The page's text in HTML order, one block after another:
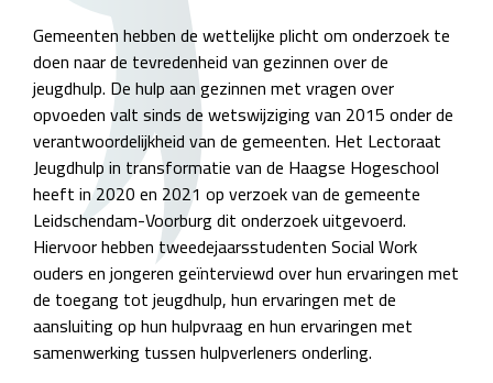
Gemeenten hebben de wettelijke plicht om onderzoek te
doen naar de tevredenheid van gezinnen over de
jeugdhulp. De hulp aan gezinnen met vragen over
opvoeden valt sinds de wetswijziging van 2015 onder de
verantwoordelijkheid van de gemeenten. Het Lectoraat
Jeugdhulp in transformatie van de Haagse Hogeschool
heeft in 2020 en 2021 op verzoek van de gemeente
Leidschendam-Voorburg dit onderzoek uitgevoerd.
Hiervoor hebben tweedejaarsstudenten Social Work
ouders en jongeren geïnterviewd over hun ervaringen met
de toegang tot jeugdhulp, hun ervaringen met de
aansluiting op hun hulpvraag en hun ervaringen met
samenwerking tussen hulpverleners onderling.